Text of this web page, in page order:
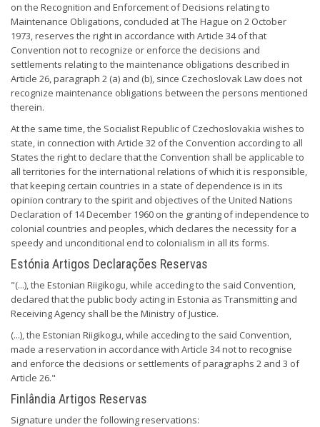
on the Recognition and Enforcement of Decisions relating to
Maintenance Obligations, concluded at The Hague on 2 October
1973, reserves the right in accordance with Article 34 of that
Convention not to recognize or enforce the decisions and
settlements relating to the maintenance obligations described in
Article 26, paragraph 2 (a) and (b), since Czechoslovak Law does not
recognize maintenance obligations between the persons mentioned
therein.
At the same time, the Socialist Republic of Czechoslovakia wishes to
state, in connection with Article 32 of the Convention according to all
States the right to declare that the Convention shall be applicable to
all territories for the international relations of which it is responsible,
that keeping certain countries in a state of dependence is in its
opinion contrary to the spirit and objectives of the United Nations
Declaration of 14 December 1960 on the granting of independence to
colonial countries and peoples, which declares the necessity for a
speedy and unconditional end to colonialism in all its forms.
Estónia Artigos Declarações Reservas
"(...), the Estonian Riigikogu, while acceding to the said Convention,
declared that the public body acting in Estonia as Transmitting and
Receiving Agency shall be the Ministry of Justice.
(...), the Estonian Riigikogu, while acceding to the said Convention,
made a reservation in accordance with Article 34 not to recognise
and enforce the decisions or settlements of paragraphs 2 and 3 of
Article 26."
Finlândia Artigos Reservas
Signature under the following reservations: